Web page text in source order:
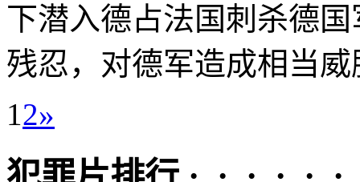
下潜入德占法国刺杀德
残忍，对德军造成相当
1 2»